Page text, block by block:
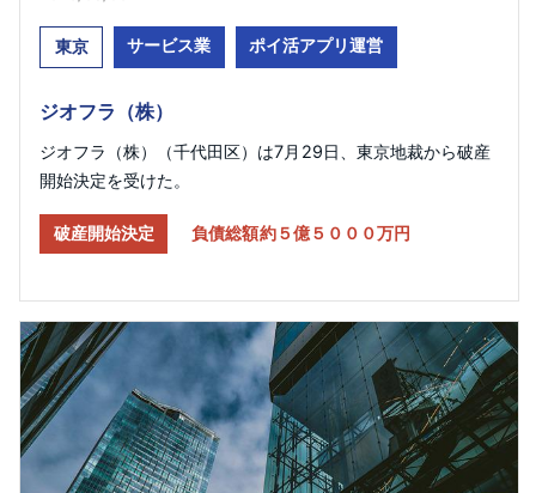
東京 サービス業 ポイ活アプリ運営
ジオフラ（株）
ジオフラ（株）（千代田区）は7月29日、東京地裁から破産
開始決定を受けた。
破産開始決定 負債総額約５億５０００万円